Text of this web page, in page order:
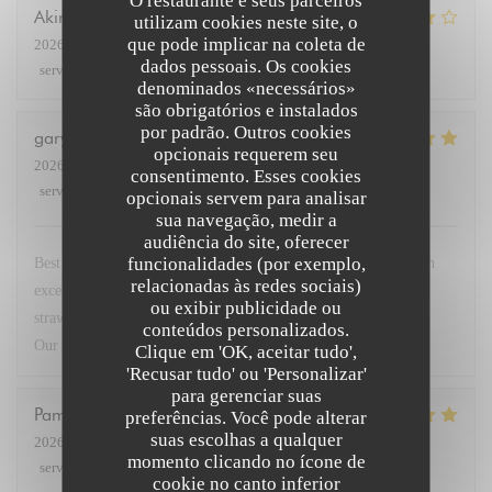
utilizam cookies neste site, o
que pode implicar na coleta de
dados pessoais. Os cookies
denominados «necessários»
são obrigatórios e instalados
por padrão. Outros cookies
opcionais requerem seu
consentimento. Esses cookies
opcionais servem para analisar
sua navegação, medir a
audiência do site, oferecer
funcionalidades (por exemplo,
relacionadas às redes sociais)
ou exibir publicidade ou
conteúdos personalizados.
Clique em 'OK, aceitar tudo',
'Recusar tudo' ou 'Personalizar'
para gerenciar suas
preferências. Você pode alterar
suas escolhas a qualquer
momento clicando no ícone de
cookie no canto inferior
Akira
2026-07-27
- 19:30 - guests 3
service
ambience: 5/5 menu: 4 /5 quality_price
gary
2026-07-23
- 19:30 - guests 2
service
ambience 5 quality_price
Best restaurant in Paris so good we came 4 times this week. Fish
excellent. Steak with dauphinoise potato. Superb. Deserts
strawberries and lemon brûlée with peach in cognac sensational.
Our go to when in Paris. Service very friendly.
Pamela
2026-07-23
- 19:45 - guests 3
service
ambience: 5/5 menu: 5/5 quality_price: